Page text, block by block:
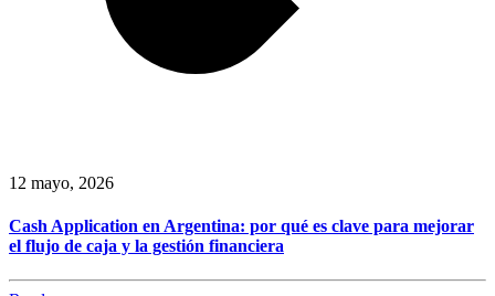
12 mayo, 2026
Cash Application en Argentina: por qué es clave para mejorar
el flujo de caja y la gestión financiera